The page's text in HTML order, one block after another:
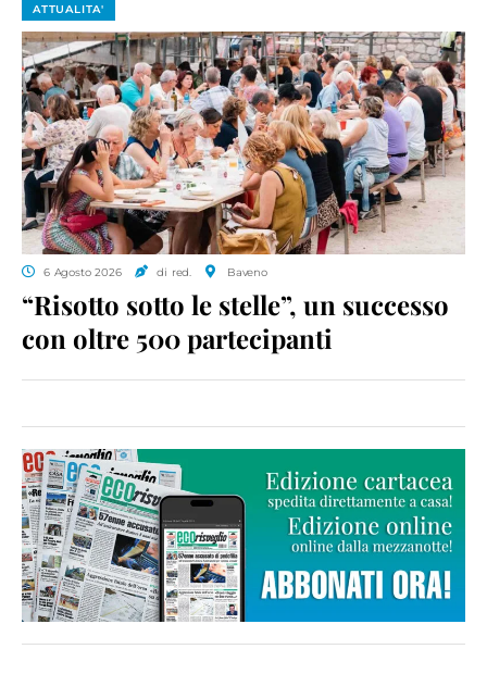
ATTUALITA'
6 Agosto 2026 di red. Baveno
“Risotto sotto le stelle”, un successo
con oltre 500 partecipanti